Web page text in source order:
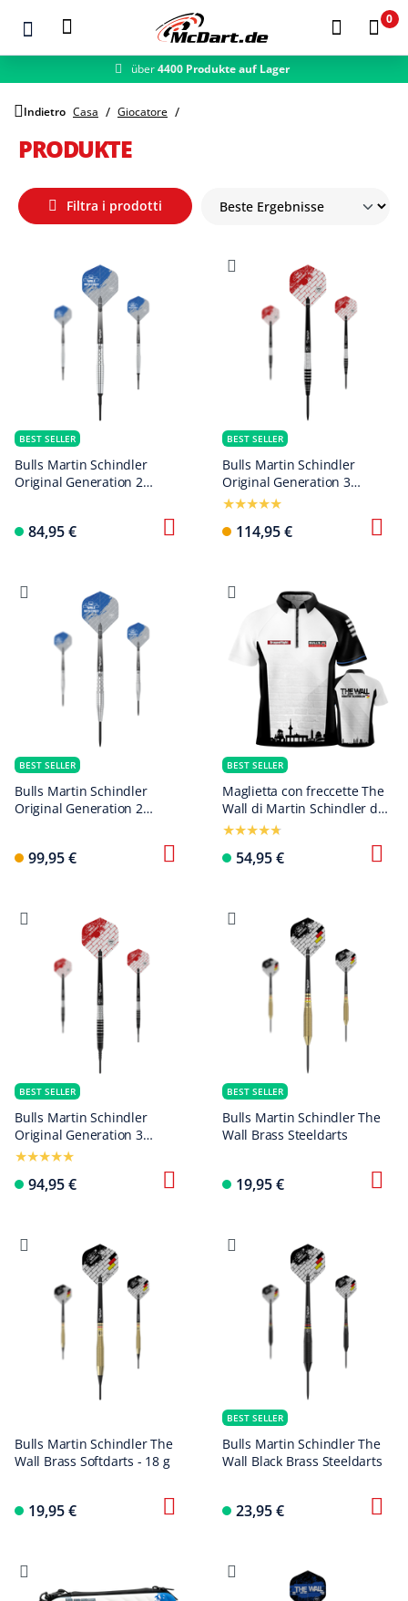
Zum Hauptinhalt springen
0
über4400 Produkte auf Lager
schneller Versand
Indietro Casa Giocatore
PRODUKTE
Filtra i prodotti
BEST SELLER
Bulls Martin Schindler
Original Generation 2
84,95 €
BEST SELLER
Bulls Martin Schindler
Original Generation 3
freccette in acciaio
114,95 €
BEST SELLER
Bulls Martin Schindler
Original Generation 2
99,95 €
BEST SELLER
Maglietta con freccette The
Wall di Martin Schindler dei
Bulls
54,95 €
BEST SELLER
Bulls Martin Schindler
Original Generation 3
freccette morbide
94,95 €
BEST SELLER
Bulls Martin Schindler The
Wall Brass Steeldarts
19,95 €
Bulls Martin Schindler The
Wall Brass Softdarts - 18 g
19,95 €
BEST SELLER
Bulls Martin Schindler The
Wall Black Brass Steeldarts
23,95 €